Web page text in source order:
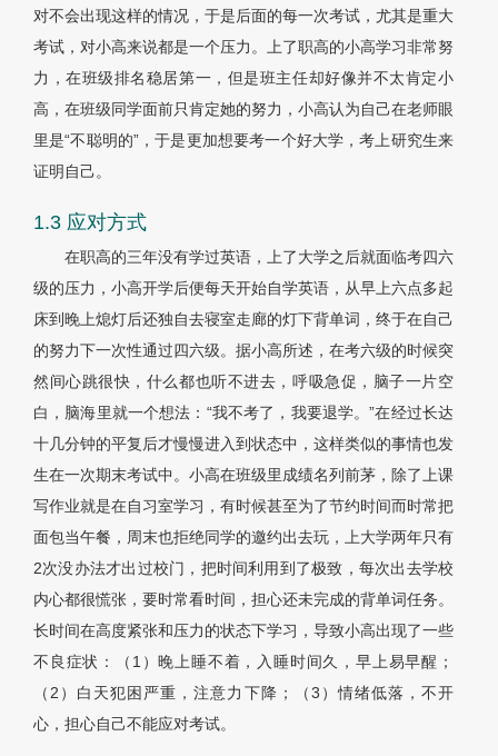
对不会出现这样的情况，于是后面的每一次考试，尤其是重大
考试，对小高来说都是一个压力。上了职高的小高学习非常努
力，在班级排名稳居第一，但是班主任却好像并不太肯定小
高，在班级同学面前只肯定她的努力，小高认为自己在老师眼
里是“不聪明的”，于是更加想要考一个好大学，考上研究生来
证明自己。
1.3 应对方式
在职高的三年没有学过英语，上了大学之后就面临考四六
级的压力，小高开学后便每天开始自学英语，从早上六点多起
床到晚上熄灯后还独自去寝室走廊的灯下背单词，终于在自己
的努力下一次性通过四六级。据小高所述，在考六级的时候突
然间心跳很快，什么都也听不进去，呼吸急促，脑子一片空
白，脑海里就一个想法：“我不考了，我要退学。”在经过长达
十几分钟的平复后才慢慢进入到状态中，这样类似的事情也发
生在一次期末考试中。小高在班级里成绩名列前茅，除了上课
写作业就是在自习室学习，有时候甚至为了节约时间而时常把
面包当午餐，周末也拒绝同学的邀约出去玩，上大学两年只有
2次没办法才出过校门，把时间利用到了极致，每次出去学校
内心都很慌张，要时常看时间，担心还未完成的背单词任务。
长时间在高度紧张和压力的状态下学习，导致小高出现了一些
不良症状：（1）晚上睡不着，入睡时间久，早上易早醒；
（2）白天犯困严重，注意力下降；（3）情绪低落，不开
心，担心自己不能应对考试。